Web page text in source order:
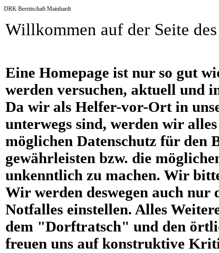
DRK Bereitschaft Mainhardt
Willkommen auf der Seite
Eine Homepage ist nur so gut
werden versuchen, aktuell und
Da wir als Helfer-vor-Ort in
unterwegs sind, werden wir
möglichen Datenschutz für den
gewährleisten bzw. die
unkenntlich zu machen. Wir
Wir werden deswegen auch nur
Notfalles einstellen. Alles
dem "Dorftratsch" und den
freuen uns auf konstruktive